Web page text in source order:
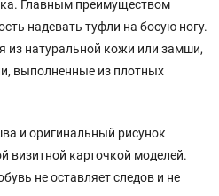
Главным преимуществом
надевать туфли на босую ногу.
из натуральной кожи или замши,
выполненные из плотных
и оригинальный рисунок
визитной карточкой моделей.
не оставляет следов и не